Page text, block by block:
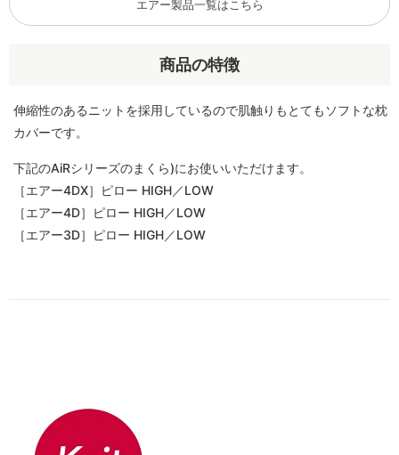
商品の特徴
伸縮性のあるニットを採用しているので肌触りもとてもソフトな枕
カバーです。
下記のAiRシリーズのまくら)にお使いいただけます。
［エアー4DX］ピロー HIGH／LOW
［エアー4D］ピロー HIGH／LOW
［エアー3D］ピロー HIGH／LOW
エアー製品一覧はこちら